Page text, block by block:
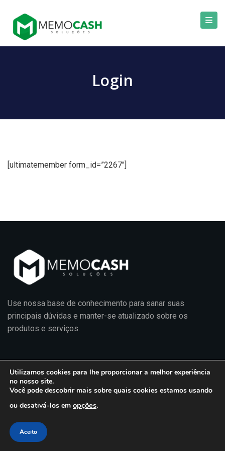
Login
[ultimatemember form_id=”2267″]
Use nossa base de conhecimento para sanar suas
principais dúvidas e manter-se atualizado sobre os
produtos e serviços.
Políticas de Privacidade
Termos de Uso
© 2020 MemoCash Soluções
Utilizamos cookies para lhe proporcionar a melhor experiência
no nosso site.
Você pode descobrir mais sobre quais cookies estamos usando
ou desativá-los em opções.
Aceito